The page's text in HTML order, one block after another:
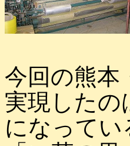
今回の熊本
実現したの
になってい